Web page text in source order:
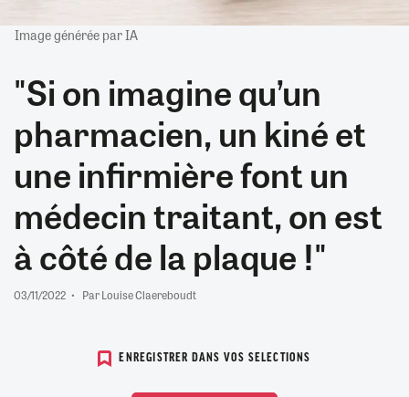
Image générée par IA
"Si on imagine qu’un
pharmacien, un kiné et
une infirmière font un
médecin traitant, on est
à côté de la plaque !"
03/11/2022 Par Louise Claereboudt
ENREGISTRER DANS VOS SELECTIONS